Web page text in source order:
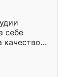
себе
качеством
почти